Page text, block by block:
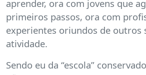
aprender, ora com jovens que
primeiros passos, ora com
experientes oriundos de outros
atividade.
Sendo eu da “escola”